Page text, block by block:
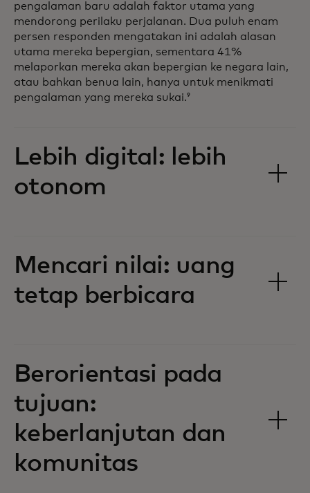
pengalaman baru adalah faktor utama yang
mendorong perilaku perjalanan. Dua puluh enam
persen responden mengatakan ini adalah alasan
utama mereka bepergian, sementara 41%
melaporkan mereka akan bepergian ke negara lain,
atau bahkan benua lain, hanya untuk menikmati
pengalaman yang mereka sukai.9
Lebih digital: lebih
otonom
Mencari nilai: uang
tetap berbicara
Berorientasi pada
tujuan:
keberlanjutan dan
komunitas